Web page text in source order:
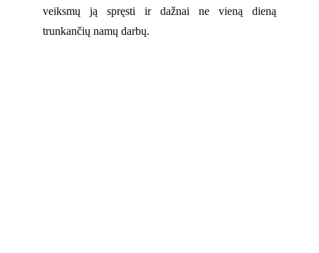
veiksmų ją spręsti ir dažnai ne vieną dieną
trunkančių namų darbų.